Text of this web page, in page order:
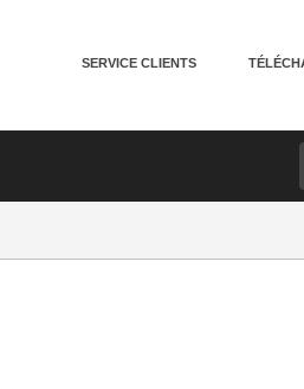
SERVICE CLIENTS